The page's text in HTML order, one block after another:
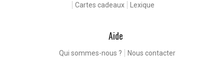
Cartes cadeaux
Lexique
Aide
Qui sommes-nous ? Nous contacter